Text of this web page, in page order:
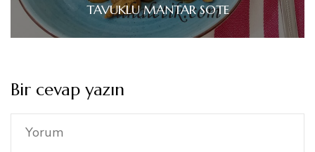
TAVUKLU MANTAR SOTE
Bir cevap yazın